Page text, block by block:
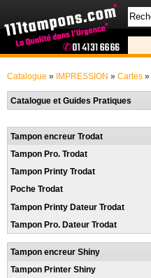
Catalogue » IMPRESSION » Cartes »
Catalogue et Guides Pratiques
Tampon encreur Trodat
Tampon Pro. Trodat
Tampon Printy Trodat
Poche Trodat
Tampon Printy Dateur Trodat
Tampon Pro. Dateur Trodat
Tampon encreur Shiny
Tampon Printer Shiny